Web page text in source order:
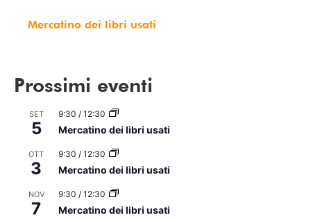
Mercatino dei libri usati
Prossimi eventi
SET
5
9:30 / 12:30
Mercatino dei libri usati
OTT
3
9:30 / 12:30
Mercatino dei libri usati
NOV
7
9:30 / 12:30
Mercatino dei libri usati